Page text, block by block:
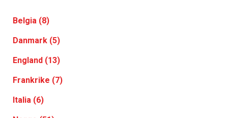
Belgia (8)
Danmark (5)
England (13)
Frankrike (7)
Italia (6)